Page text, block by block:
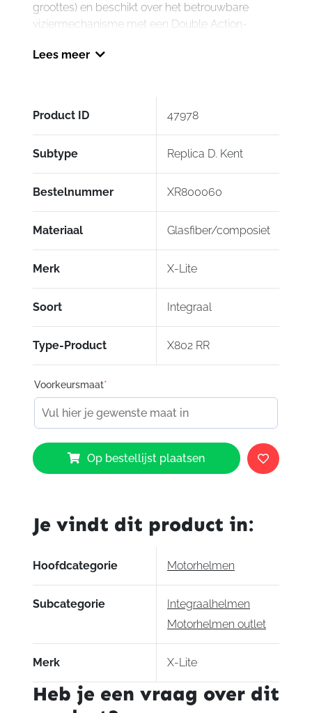
groottes) en beschikt over het betrouwbare
viziermechanisme met een Double Action-
ventilatiesysteem.
fibers en is anti bacterieel.
Het pinlock anti-condens vizier wordt standaard
Lees meer
Product ID 47978
Subtype Replica D. Kent
Bestelnummer XR800060
Materiaal Glasfiber/composiet
Merk X-Lite
Soort Integraal
Type-Product X802 RR
Voorkeursmaat*
X-
Lite
X802
D.
aantal
Op bestellijst plaatsen
Je vindt dit product in:
Hoofdcategorie Motorhelmen
Subcategorie
Integraalhelmen
Motorhelmen outlet
Merk X-Lite
Heb je een vraag over dit